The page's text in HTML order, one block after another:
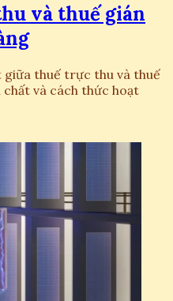
và thuế gián
giữa thuế trực thu và thuế
chất và cách thức hoạt